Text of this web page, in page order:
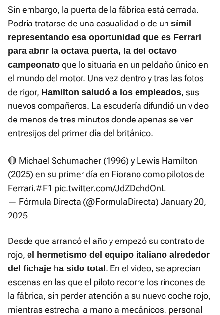
Sin embargo, la puerta de la fábrica está cerrada.
Podría tratarse de una casualidad o de un símil
representando esa oportunidad que es Ferrari
para abrir la octava puerta, la del octavo
campeonato que lo situaría en un peldaño único en
el mundo del motor. Una vez dentro y tras las fotos
de rigor, Hamilton saludó a los empleados, sus
nuevos compañeros. La escudería difundió un video
de menos de tres minutos donde apenas se ven
entresijos del primer día del británico.
🔴 Michael Schumacher (1996) y Lewis Hamilton
(2025) en su primer día en Fiorano como pilotos de
Ferrari.#F1 pic.twitter.com/JdZDchdOnL
— Fórmula Directa (@FormulaDirecta) January 20,
2025
Desde que arrancó el año y empezó su contrato de
rojo, el hermetismo del equipo italiano alrededor
del fichaje ha sido total . En el video, se aprecian
escenas en las que el piloto recorre los rincones de
la fábrica, sin perder atención a su nuevo coche rojo,
mientras estrecha la mano a mecánicos, personal